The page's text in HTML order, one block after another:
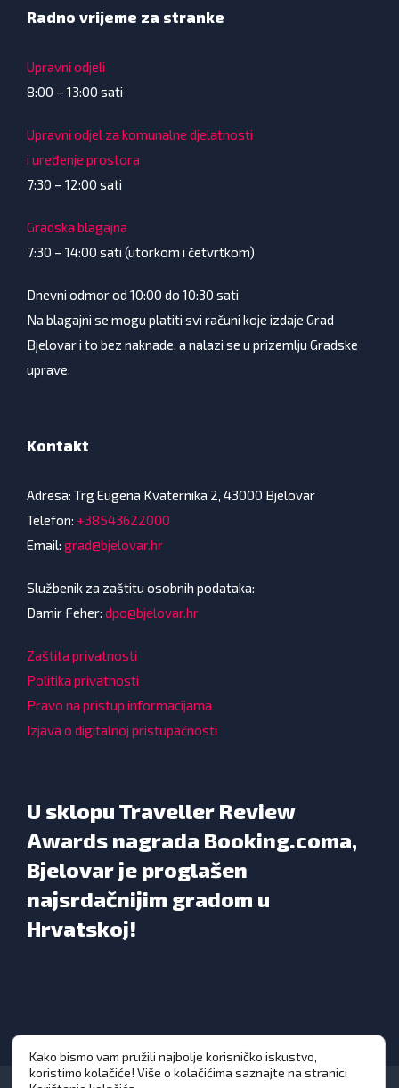
Radno vrijeme za stranke
Upravni odjeli
8:00 – 13:00 sati
Upravni odjel za komunalne djelatnosti
i uređenje prostora
7:30 – 12:00 sati
Gradska blagajna
7:30 – 14:00 sati (utorkom i četvrtkom)
Dnevni odmor od 10:00 do 10:30 sati
Na blagajni se mogu platiti svi računi koje izdaje Grad
Bjelovar i to bez naknade, a nalazi se u prizemlju Gradske
uprave.
Kontakt
Adresa: Trg Eugena Kvaternika 2, 43000 Bjelovar
Telefon: +38543622000
Email: grad@bjelovar.hr
Službenik za zaštitu osobnih podataka:
Damir Feher: dpo@bjelovar.hr
Zaštita privatnosti
Politika privatnosti
Pravo na pristup informacijama
Izjava o digitalnoj pristupačnosti
U sklopu Traveller Review
Awards nagrada Booking.coma,
Bjelovar je proglašen
najsrdačnijim gradom u
Hrvatskoj!
Kako bismo vam pružili najbolje korisničko iskustvo,
koristimo kolačiće! Više o kolačićima saznajte na stranici